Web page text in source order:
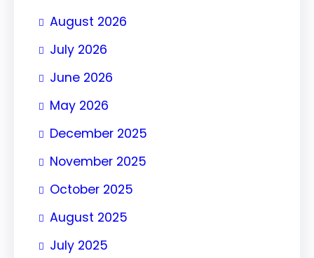
August 2026
July 2026
June 2026
May 2026
December 2025
November 2025
October 2025
August 2025
July 2025